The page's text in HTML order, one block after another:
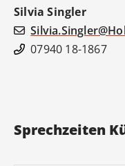
Silvia Singler
07940 18-1867
Sprechzeiten